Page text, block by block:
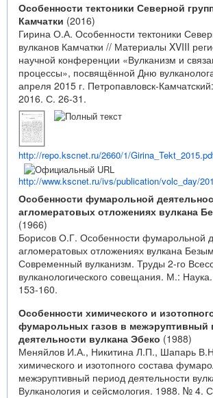
Особенности тектоники Северной
Камчатки (2016)
Гирина О.А. Особенности тектоники
вулканов Камчатки // Материалы XVIII
научной конференции «Вулканизм и
процессы», посвящённой Дню
апреля 2015 г. Петропавловск-
2016. С. 26-31.
http://repo.kscnet.ru/2660/1/
http://www.kscnet.ru/ivs/publication/volc_day/
Особенности фумарольной
агломератовых отложениях вулкана
(1966)
Борисов О.Г. Особенности фумарольной
агломератовых отложениях вулкана
Современный вулканизм. Труды 2-го
вулканологического совещания. М.:
153-160.
Особенности химического и
фумарольных газов в межэруптивный
деятельности вулкана Эбеко (1988)
Меняйлов И.А., Никитина Л.П., Шапарь
химического и изотопного состава
межэруптивный период деятельности
Вулканология и сейсмология. 1988. № 4.